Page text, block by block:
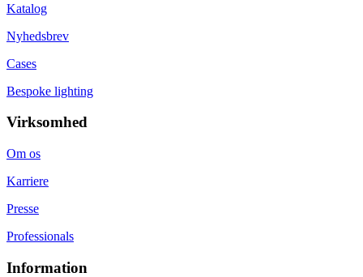
Katalog
Nyhedsbrev
Cases
Bespoke lighting
Virksomhed
Om os
Karriere
Presse
Professionals
Information